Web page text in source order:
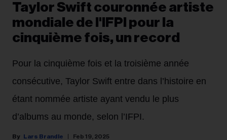
Taylor Swift couronnée artiste
mondiale de l'IFPI pour la
cinquième fois, un record
Pour la cinquième fois et la troisième année
consécutive, Taylor Swift entre dans l’histoire en
étant nommée artiste ayant vendu le plus
d’albums au monde, selon l’IFPI.
Lars Brandle Feb 19, 2025